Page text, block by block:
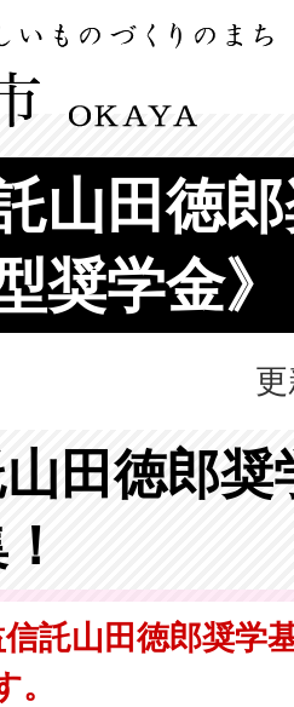
山田徳
奨学金》
田徳郎奨
託山田徳郎奨学